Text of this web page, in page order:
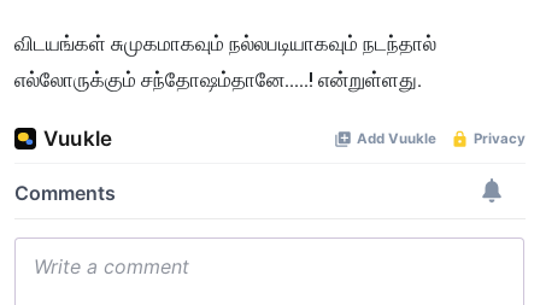
விடயங்கள் சுமுகமாகவும் நல்லபடியாகவும் நடந்தால்
எல்லோருக்கும் சந்தோஷம்தானே.....! என்றுள்ளது.